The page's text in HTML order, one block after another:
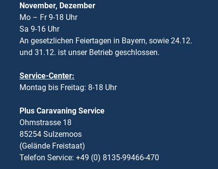
November, Dezember
Mo – Fr 9-18 Uhr
Sa 9-16 Uhr
An gesetzlichen Feiertagen in Bayern, sowie 24.12.
und 31.12. ist unser Betrieb geschlossen.
Service-Center:
Montag bis Freitag: 8-18 Uhr
Plus Caravaning Service
Ohmstrasse 18
85254 Sulzemoos
(Gelände Freistaat)
Telefon Service: +49 (0) 8135-99466-470